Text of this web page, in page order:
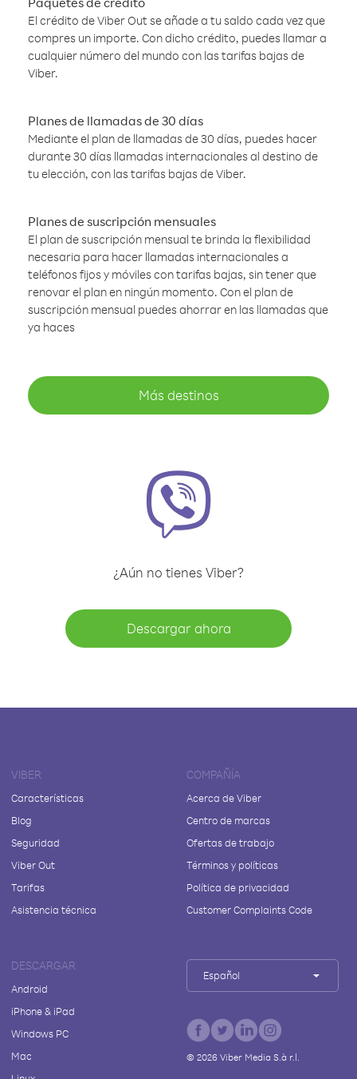
El crédito de Viber Out se añade a tu saldo cada vez que
compres un importe. Con dicho crédito, puedes llamar a
cualquier número del mundo con las tarifas bajas de
Viber.
Planes de llamadas de 30 días
Mediante el plan de llamadas de 30 días, puedes hacer
durante 30 días llamadas internacionales al destino de
tu elección, con las tarifas bajas de Viber.
Planes de suscripción mensuales
El plan de suscripción mensual te brinda la flexibilidad
necesaria para hacer llamadas internacionales a
teléfonos fijos y móviles con tarifas bajas, sin tener que
renovar el plan en ningún momento. Con el plan de
suscripción mensual puedes ahorrar en las llamadas que
ya haces
Más destinos
¿Aún no tienes Viber?
Descargar ahora
VIBER
Características
Blog
Seguridad
Viber Out
Tarifas
Asistencia técnica
COMPAÑÍA
Acerca de Viber
Centro de marcas
Ofertas de trabajo
Términos y políticas
Política de privacidad
Customer Complaints Code
DESCARGAR
Android
iPhone & iPad
Windows PC
Mac
Español
© 2026Viber Media S.à r.l.